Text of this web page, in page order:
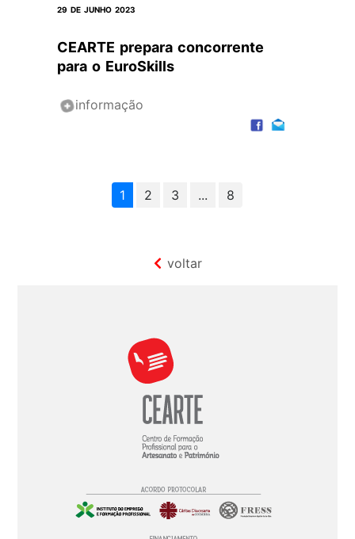
29 DE JUNHO 2023
CEARTE prepara concorrente
para o EuroSkills
informação
1 2 3 ... 8
voltar